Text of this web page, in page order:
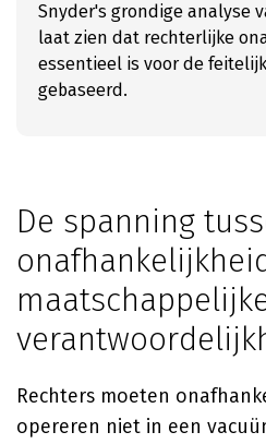
Snyder's grondige analyse
laat zien dat rechterlijke
essentieel is voor de
gebaseerd.
De spanning
Rechters moeten
opereren niet in een